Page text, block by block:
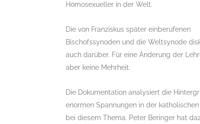
Homosexueller in der Welt.
Die von Franziskus später einberufenen
Bischofssynoden und die Weltsynode
auch darüber. Für eine Änderung der
aber keine Mehrheit.
Die Dokumentation analysiert die
enormen Spannungen in der
bei diesem Thema. Peter Beringer hat